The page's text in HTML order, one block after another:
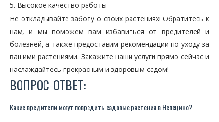
Высокое качество работы
Не откладывайте заботу о своих растениях! Обратитесь к
нам, и мы поможем вам избавиться от вредителей и
болезней, а также предоставим рекомендации по уходу за
вашими растениями. Закажите наши услуги прямо сейчас и
наслаждайтесь прекрасным и здоровым садом!
ВОПРОС-ОТВЕТ:
Какие вредители могут повредить садовые растения в Непецино?